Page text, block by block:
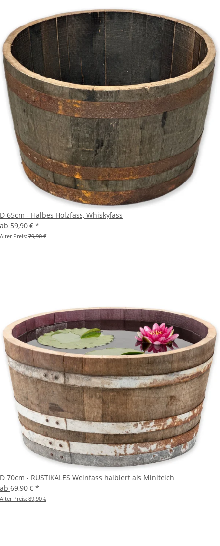
D 65cm - Halbes Holzfass, Whiskyfass
ab 59,90 € *
Alter Preis: 79,90 €
D 70cm - RUSTIKALES Weinfass halbiert als Miniteich
ab 69,90 € *
Alter Preis: 89,90 €